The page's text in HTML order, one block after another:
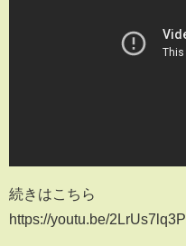
続きはこちら
https://youtu.be/